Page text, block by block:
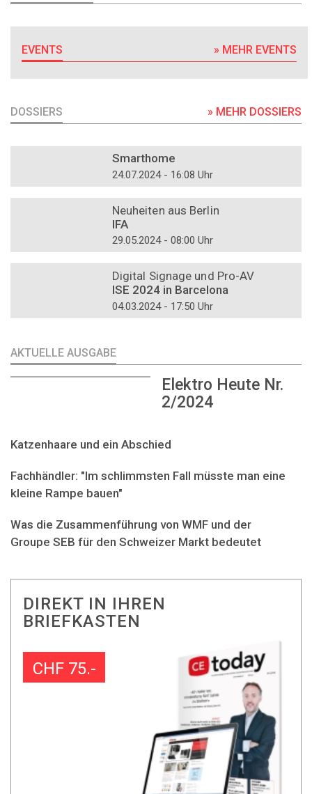
EVENTS » MEHR EVENTS
DOSSIERS » MEHR DOSSIERS
Smarthome
24.07.2024 - 16:08 Uhr
Neuheiten aus Berlin
IFA
29.05.2024 - 08:00 Uhr
Digital Signage und Pro-AV
ISE 2024 in Barcelona
04.03.2024 - 17:50 Uhr
AKTUELLE AUSGABE
Elektro Heute Nr.
2/2024
Katzenhaare und ein Abschied
Fachhändler: "Im schlimmsten Fall müsste man eine
kleine Rampe bauen"
Was die Zusammenführung von WMF und der
Groupe SEB für den Schweizer Markt bedeutet
DIREKT IN IHREN
BRIEFKASTEN
CHF 75.-